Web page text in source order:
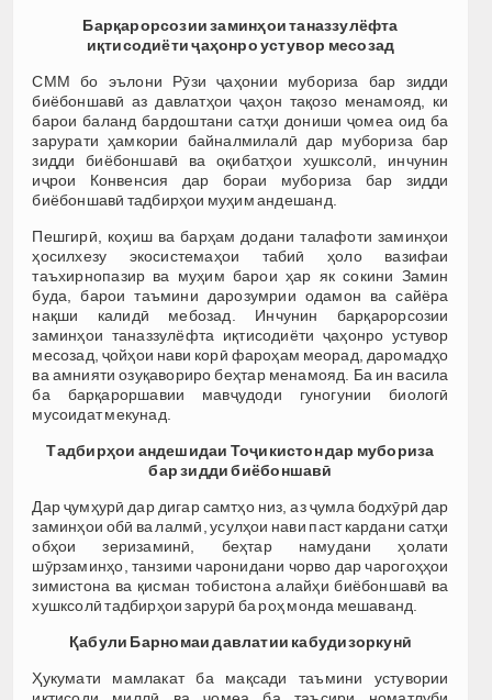
Барқарорсозии заминҳои таназзулёфта
иқтисодиёти ҷаҳонро устувор месозад
СММ бо эълони Рӯзи ҷаҳонии мубориза бар зидди
биёбоншавӣ аз давлатҳои ҷаҳон тақозо менамояд, ки
барои баланд бардоштани сатҳи дониши ҷомеа оид ба
зарурати ҳамкории байналмилалӣ дар мубориза бар
зидди биёбоншавӣ ва оқибатҳои хушксолӣ, инчунин
иҷрои Конвенсия дар бораи мубориза бар зидди
биёбоншавӣ тадбирҳои муҳим андешанд.
Пешгирӣ, коҳиш ва барҳам додани талафоти заминҳои
ҳосилхезу экосистемаҳои табиӣ ҳоло вазифаи
таъхирнопазир ва муҳим барои ҳар як сокини Замин
буда, барои таъмини дарозумрии одамон ва сайёра
нақши калидӣ мебозад. Инчунин барқарорсозии
заминҳои таназзулёфта иқтисодиёти ҷаҳонро устувор
месозад, ҷойҳои нави корӣ фароҳам меорад, даромадҳо
ва амнияти озуқавориро беҳтар менамояд. Ба ин васила
ба барқароршавии мавҷудоди гуногунии биологӣ
мусоидат мекунад.
Тадбирҳои андешидаи Тоҷикистон дар мубориза
бар зидди биёбоншавӣ
Дар ҷумҳурӣ дар дигар самтҳо низ, аз ҷумла бодхӯрӣ дар
заминҳои обӣ ва лалмӣ, усулҳои нави паст кардани сатҳи
обҳои зеризаминӣ, беҳтар намудани ҳолати
шӯрзаминҳо, танзими чаронидани чорво дар чарогоҳҳои
зимистона ва қисман тобистона алайҳи биёбоншавӣ ва
хушксолӣ тадбирҳои зарурӣ ба роҳ монда мешаванд.
Қабули Барномаи давлатии кабудизоркунӣ
Ҳукумати мамлакат ба мақсади таъмини устувории